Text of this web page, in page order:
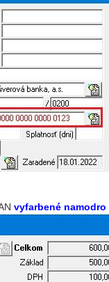
vyfarbené namodro